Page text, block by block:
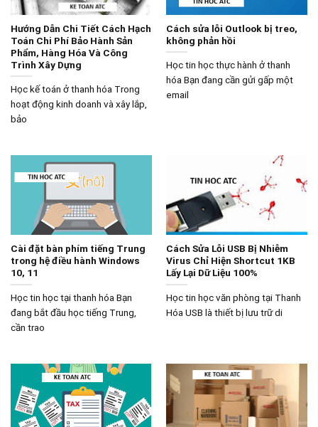
Hướng Dẫn Chi Tiết Cách Hạch
Toán Chi Phí Bảo Hành Sản
Phẩm, Hàng Hóa Và Công
Trình Xây Dựng
Học kế toán ở thanh hóa Trong
hoạt động kinh doanh và xây lắp,
bảo
Cách sửa lỗi Outlook bị treo,
không phản hồi
Học tin học thực hành ở thanh
hóa Bạn đang cần gửi gấp một
email
Cài đặt bàn phím tiếng Trung
trong hệ điều hành Windows
10, 11
Học tin học tại thanh hóa Bạn
đang bắt đầu học tiếng Trung,
cần trao
Cách Sửa Lỗi USB Bị Nhiễm
Virus Chỉ Hiện Shortcut 1KB
Lấy Lại Dữ Liệu 100%
Học tin học văn phòng tại Thanh
Hóa USB là thiết bị lưu trữ di